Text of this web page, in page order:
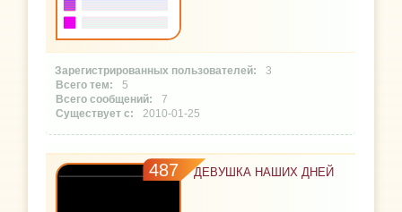
3
5
7
2010-01-25
487 ДЕВУШКА НАШИХ ДНЕЙ